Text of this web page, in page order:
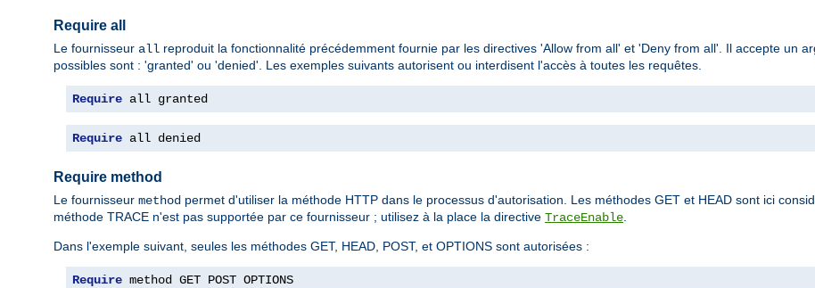
Require all
Le fournisseur all reproduit la fonctionnalité précédemment fournie par les directives 'Allow from all' et 'Deny from all'. Il accepte un
possibles sont : 'granted' ou 'denied'. Les exemples suivants autorisent ou interdisent l'accès à toutes les requêtes.
Require all granted
Require all denied
Require method
Le fournisseur method permet d'utiliser la méthode HTTP dans le processus d'autorisation. Les méthodes GET et HEAD sont ici
méthode TRACE n'est pas supportée par ce fournisseur ; utilisez à la place la directive TraceEnable
Dans l'exemple suivant, seules les méthodes GET, HEAD, POST, et OPTIONS sont autorisées :
Require method GET POST OPTIONS